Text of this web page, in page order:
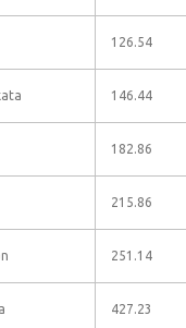
126.54
146.44
182.86
215.86
251.14
427.23